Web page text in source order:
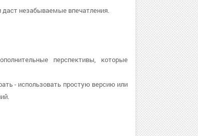
незабываемые впечатления.
перспективы, которые
- использовать простую версию или